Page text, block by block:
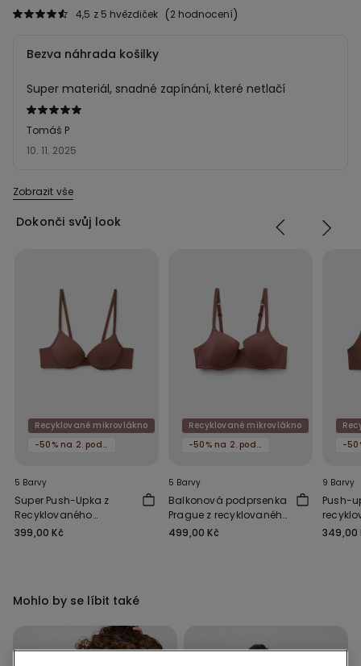
2 hodnocení
4,5 z 5 hvězdiček
Hodnocení:
5
z 5
10. 11. 2025
Tomáš P
Bezva náhrada košilky
Super materiál, snadné zapínání, které netlačí
Zobrazit vše
Dokonči svůj look
Recyklované mikrovlákno
-50% na 2. podprsenku
5 Barvy
Super Push-Upka z
Recyklovaného
Mikrovlákna Los
399,00 Kč
Recyklované mikrovlákno
-50% na 2. podprsenku
5 Barvy
Balkonová podprsenka
Prague z recyklovaného
mikrovlákna
499,00 Kč
9 Barvy
Push-
349,00
Mohlo by se líbit také